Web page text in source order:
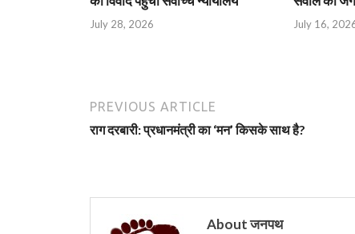
July 28, 2026 July 16,
PREVIOUS ARTICLE
राग दरबारी: प्रधानमंत्री का ‘मन’ किसके साथ है?
About जनपथ